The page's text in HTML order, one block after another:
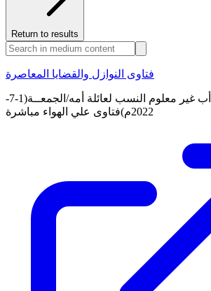
Return to results
فتاوى النوازل والقضايا المعاصرة
نسبة المولود من أب غير معلوم النسب لعائلة أمه/الجمعــة(1-7-
2022م)فتاوى علي الهواء مباشرة